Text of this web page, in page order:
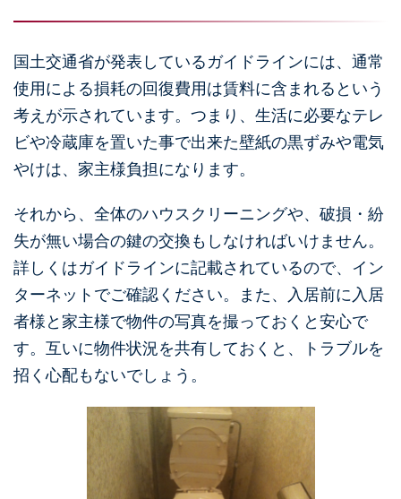
国土交通省が発表しているガイドラインには、通常
使用による損耗の回復費用は賃料に含まれるという
考えが示されています。つまり、生活に必要なテレ
ビや冷蔵庫を置いた事で出来た壁紙の黒ずみや電気
やけは、家主様負担になります。
それから、全体のハウスクリーニングや、破損・紛
失が無い場合の鍵の交換もしなければいけません。
詳しくはガイドラインに記載されているので、イン
ターネットでご確認ください。また、入居前に入居
者様と家主様で物件の写真を撮っておくと安心で
す。互いに物件状況を共有しておくと、トラブルを
招く心配もないでしょう。